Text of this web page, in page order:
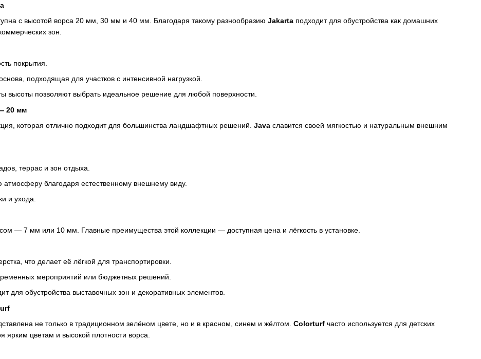
с высотой ворса 20 мм, 30 мм и 40 мм. Благодаря такому разнообразию Jakarta подходит для обустройства как домашних
зон.
покрытия.
подходящая для участков с интенсивной нагрузкой.
высоты позволяют выбрать идеальное решение для любой поверхности.
20 мм
которая отлично подходит для большинства ландшафтных решений. Java славится своей мягкостью и натуральным внешним
террас и зон отдыха.
атмосферу благодаря естественному внешнему виду.
и ухода.
— 7 мм или 10 мм. Главные преимущества этой коллекции — доступная цена и лёгкость в установке.
что делает её лёгкой для транспортировки.
мероприятий или бюджетных решений.
для обустройства выставочных зон и декоративных элементов.
не только в традиционном зелёном цвете, но и в красном, синем и жёлтом. Colorturf часто используется для детских
ярким цветам и высокой плотности ворса.